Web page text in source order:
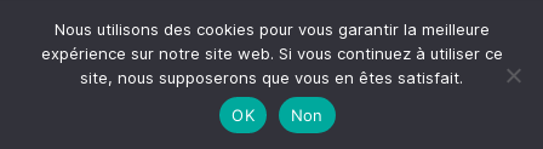
Nous utilisons des cookies pour vous garantir la meilleure
expérience sur notre site web. Si vous continuez à utiliser ce
site, nous supposerons que vous en êtes satisfait.
OK
Non